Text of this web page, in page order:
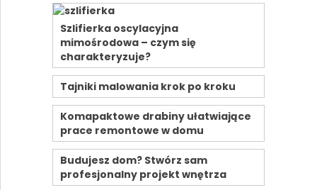
Szlifierka oscylacyjna
mimośrodowa – czym się
charakteryzuje?
Tajniki malowania krok po kroku
Komapaktowe drabiny ułatwiające
prace remontowe w domu
Budujesz dom? Stwórz sam
profesjonalny projekt wnętrza